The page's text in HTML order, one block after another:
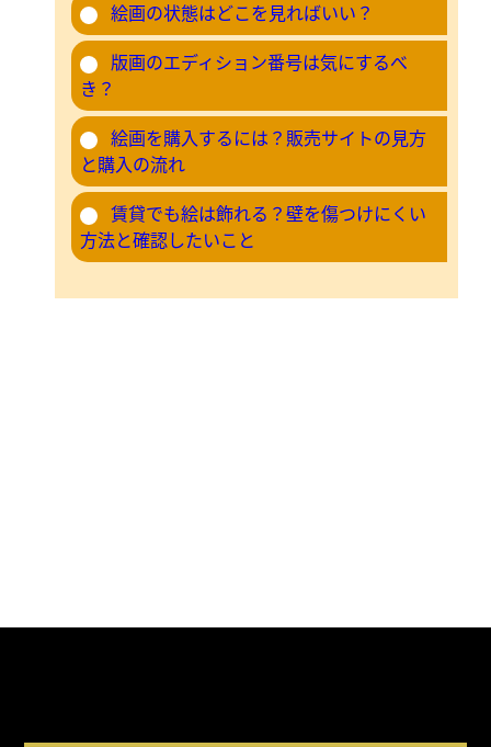
絵画の状態はどこを見ればいい？
版画のエディション番号は気にするべ
き？
絵画を購入するには？販売サイトの見方
と購入の流れ
賃貸でも絵は飾れる？壁を傷つけにくい
方法と確認したいこと